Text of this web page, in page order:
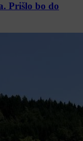
Prišlo bo do